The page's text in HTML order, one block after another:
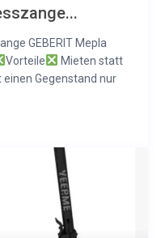
GEBERIT Mepla
Vorteile
Mieten statt
Gegenstand nur